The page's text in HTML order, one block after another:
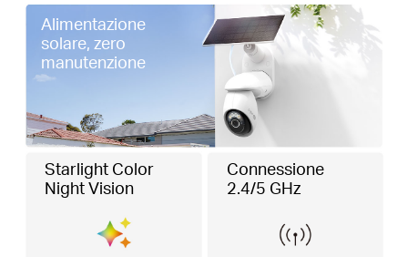
Starlight Color
Night Vision
Connessione
2.4/5 GHz
Alimentazione
solare, zero
manutenzione